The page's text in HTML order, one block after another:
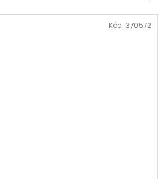
Kód: 370572